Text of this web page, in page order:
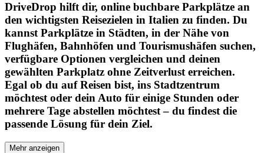
DriveDrop hilft dir, online buchbare Parkplätze an
den wichtigsten Reisezielen in Italien zu finden. Du
kannst Parkplätze in Städten, in der Nähe von
Flughäfen, Bahnhöfen und Tourismushäfen suchen,
verfügbare Optionen vergleichen und deinen
gewählten Parkplatz ohne Zeitverlust erreichen.
Egal ob du auf Reisen bist, ins Stadtzentrum
möchtest oder dein Auto für einige Stunden oder
mehrere Tage abstellen möchtest – du findest die
passende Lösung für dein Ziel.
Mehr anzeigen